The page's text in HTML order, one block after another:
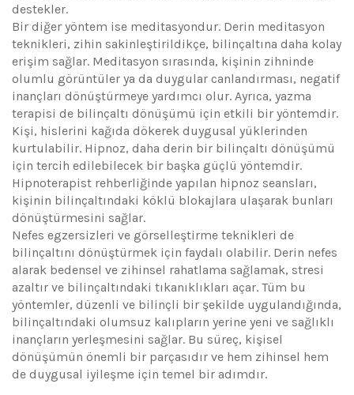
destekler.
Bir diğer yöntem ise meditasyondur. Derin meditasyon
teknikleri, zihin sakinleştirildikçe, bilinçaltına daha kolay
erişim sağlar. Meditasyon sırasında, kişinin zihninde
olumlu görüntüler ya da duygular canlandırması, negatif
inançları dönüştürmeye yardımcı olur. Ayrıca, yazma
terapisi de bilinçaltı dönüşümü için etkili bir yöntemdir.
Kişi, hislerini kağıda dökerek duygusal yüklerinden
kurtulabilir. Hipnoz, daha derin bir bilinçaltı dönüşümü
için tercih edilebilecek bir başka güçlü yöntemdir.
Hipnoterapist rehberliğinde yapılan hipnoz seansları,
kişinin bilinçaltındaki köklü blokajlara ulaşarak bunları
dönüştürmesini sağlar.
Nefes egzersizleri ve görselleştirme teknikleri de
bilinçaltını dönüştürmek için faydalı olabilir. Derin nefes
alarak bedensel ve zihinsel rahatlama sağlamak, stresi
azaltır ve bilinçaltındaki tıkanıklıkları açar. Tüm bu
yöntemler, düzenli ve bilinçli bir şekilde uygulandığında,
bilinçaltındaki olumsuz kalıpların yerine yeni ve sağlıklı
inançların yerleşmesini sağlar. Bu süreç, kişisel
dönüşümün önemli bir parçasıdır ve hem zihinsel hem
de duygusal iyileşme için temel bir adımdır.